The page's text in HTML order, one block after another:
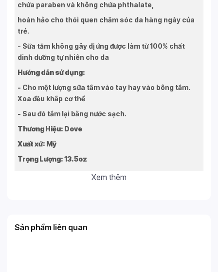
chứa paraben và không chứa phthalate,
hoàn hảo cho thói quen chăm sóc da hàng ngày của
trẻ.
- Sữa tắm không gây dị ứng được làm từ 100% chất
dinh dưỡng tự nhiên cho da
Hướng dẫn sử dụng:
- Cho một lượng sữa tắm vào tay hay vào bông tắm.
Xoa đều khắp cơ thể
- Sau đó tắm lại bằng nước sạch.
Thương Hiệu: Dove
Xuất xứ: Mỹ
Trọng Lượng: 13.5oz
Xem thêm
Sản phẩm liên quan